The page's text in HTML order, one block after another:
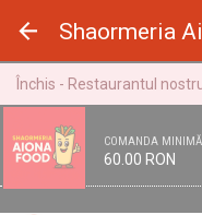
Shaormeria
Închis - Restaurantul
COMANDA MINIMĂ
60.00 RON